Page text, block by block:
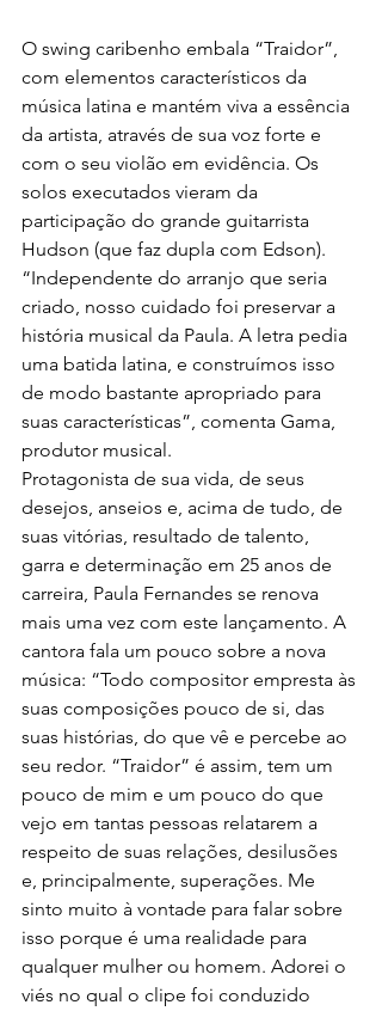
O swing caribenho embala “Traidor”,
com elementos característicos da
música latina e mantém viva a essência
da artista, através de sua voz forte e
com o seu violão em evidência. Os
solos executados vieram da
participação do grande guitarrista
Hudson (que faz dupla com Edson).
“Independente do arranjo que seria
criado, nosso cuidado foi preservar a
história musical da Paula. A letra pedia
uma batida latina, e construímos isso
de modo bastante apropriado para
suas características”, comenta Gama,
produtor musical.
Protagonista de sua vida, de seus
desejos, anseios e, acima de tudo, de
suas vitórias, resultado de talento,
garra e determinação em 25 anos de
carreira, Paula Fernandes se renova
mais uma vez com este lançamento. A
cantora fala um pouco sobre a nova
música: “Todo compositor empresta às
suas composições pouco de si, das
suas histórias, do que vê e percebe ao
seu redor. “Traidor” é assim, tem um
pouco de mim e um pouco do que
vejo em tantas pessoas relatarem a
respeito de suas relações, desilusões
e, principalmente, superações. Me
sinto muito à vontade para falar sobre
isso porque é uma realidade para
qualquer mulher ou homem. Adorei o
viés no qual o clipe foi conduzido